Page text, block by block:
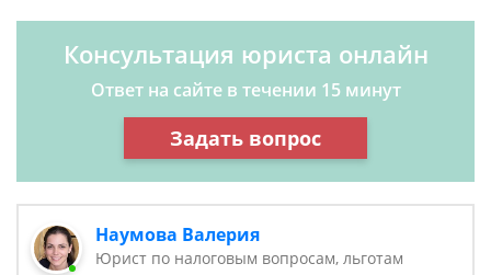
Консультация юриста онлайн
Ответ на сайте в течении 15 минут
Задать вопрос
Наумова Валерия
Юрист по налоговым вопросам, льготам